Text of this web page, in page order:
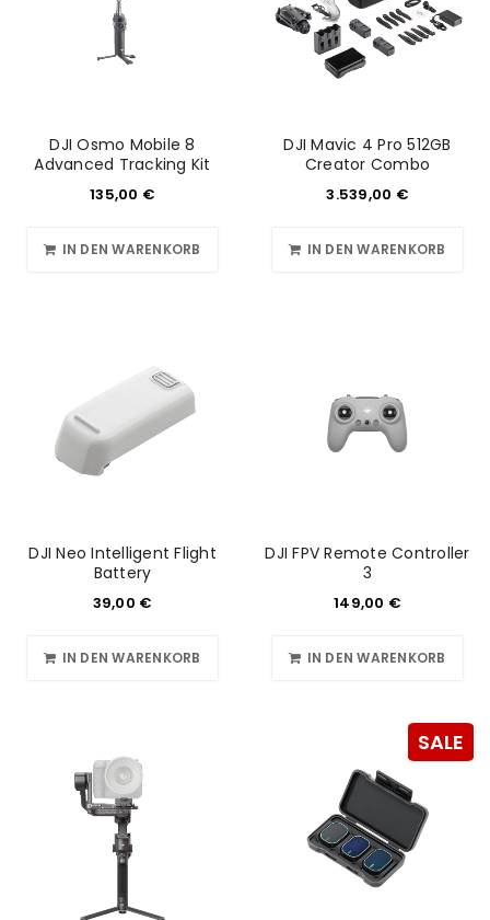
DJI Osmo Mobile 8
Advanced Tracking Kit
135,00 €
IN DEN WARENKORB
DJI Mavic 4 Pro 512GB
Creator Combo
3.539,00 €
IN DEN WARENKORB
DJI Neo Intelligent Flight
Battery
39,00 €
IN DEN WARENKORB
DJI FPV Remote Controller
3
149,00 €
IN DEN WARENKORB
SALE